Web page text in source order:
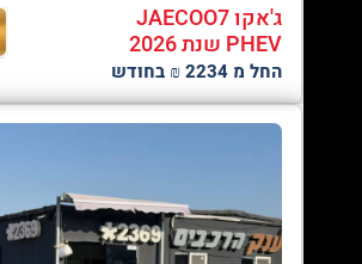
ג'אקו JAECOO7
PHEV שנת 2026
החל מ 2234 ₪ בחודש